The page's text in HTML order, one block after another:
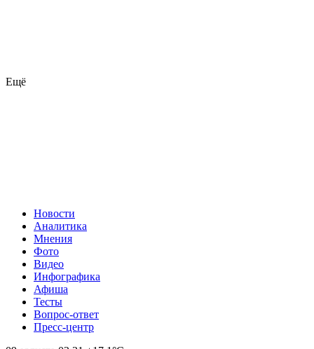
Ещё
Новости
Аналитика
Мнения
Фото
Видео
Инфографика
Афиша
Тесты
Вопрос-ответ
Пресс-центр